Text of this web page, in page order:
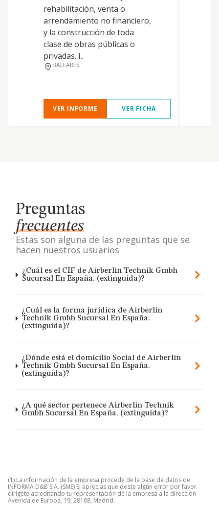
rehabilitación, venta o
arrendamiento no financiero,
y la construcción de toda
clase de obras públicas o
privadas. I..
BALEARES
VER INFORME VER FICHA
Preguntas
frecuentes
Estas son alguna de las preguntas que se
hacen nuestros usuarios
¿Cuál es el CIF de Airberlin Technik Gmbh
Sucursal En España. (extinguida)?
¿Cuál es la forma jurídica de Airberlin
Technik Gmbh Sucursal En España.
(extinguida)?
¿Dónde está el domicilio Social de Airberlin
Technik Gmbh Sucursal En España.
(extinguida)?
¿A qué sector pertenece Airberlin Technik
Gmbh Sucursal En España. (extinguida)?
(1) La información de la empresa procede de la base de datos de
INFORMA D&B S.A. (SME) Si aprecias que existe algún error por favor
dirígete acreditando tu representación de la empresa a la dirección
Avenida de Europa, 19, 28108, Madrid.